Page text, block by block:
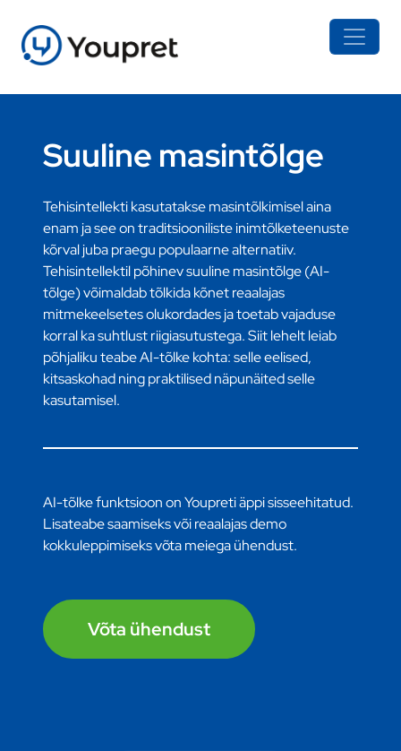
Suuline masintõlge
Tehisintellekti kasutatakse masintõlkimisel aina
enam ja see on traditsiooniliste inimtõlketeenuste
kõrval juba praegu populaarne alternatiiv.
Tehisintellektil põhinev suuline masintõlge (AI-
tõlge) võimaldab tõlkida kõnet reaalajas
mitmekeelsetes olukordades ja toetab vajaduse
korral ka suhtlust riigiasutustega. Siit lehelt leiab
põhjaliku teabe AI-tõlke kohta: selle eelised,
kitsaskohad ning praktilised näpunäited selle
kasutamisel.
AI-tõlke funktsioon on Youpreti äppi sisseehitatud.
Lisateabe saamiseks või reaalajas demo
kokkuleppimiseks võta meiega ühendust.
Võta ühendust